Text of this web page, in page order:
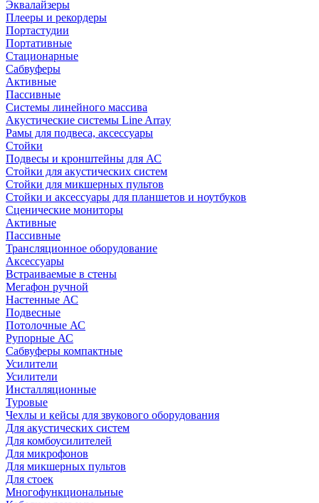
Эквалайзеры
Плееры и рекордеры
Портастудии
Портативные
Стационарные
Сабвуферы
Активные
Пассивные
Системы линейного массива
Акустические системы Line Array
Рамы для подвеса, аксессуары
Стойки
Подвесы и кронштейны для АС
Стойки для акустических систем
Стойки для микшерных пультов
Стойки и аксессуары для планшетов и ноутбуков
Сценические мониторы
Активные
Пассивные
Трансляционное оборудование
Аксессуары
Встраиваемые в стены
Мегафон ручной
Настенные АС
Подвесные
Потолочные АС
Рупорные АС
Сабвуферы компактные
Усилители
Усилители
Инсталляционные
Туровые
Чехлы и кейсы для звукового оборудования
Для акустических систем
Для комбоусилителей
Для микрофонов
Для микшерных пультов
Для стоек
Многофункциональные